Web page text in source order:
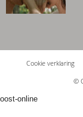
Cookie verklaring
©
oost-online